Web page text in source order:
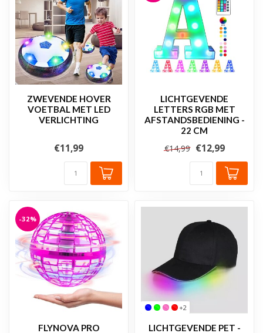
ZWEVENDE HOVER
VOETBAL MET LED
VERLICHTING
€11,99
LICHTGEVENDE
LETTERS RGB MET
AFSTANDSBEDIENING -
22 CM
€14,99 €12,99
-32%
FLYNOVA PRO
+2
LICHTGEVENDE PET -